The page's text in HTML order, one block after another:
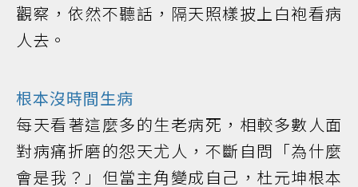
觀察，依然不聽話，隔天照樣披上白袍看病
人去。
根本沒時間生病
每天看著這麼多的生老病死，相較多數人面
對病痛折磨的怨天尤人，不斷自問「為什麼
會是我？」但當主角變成自己，杜元坤根本